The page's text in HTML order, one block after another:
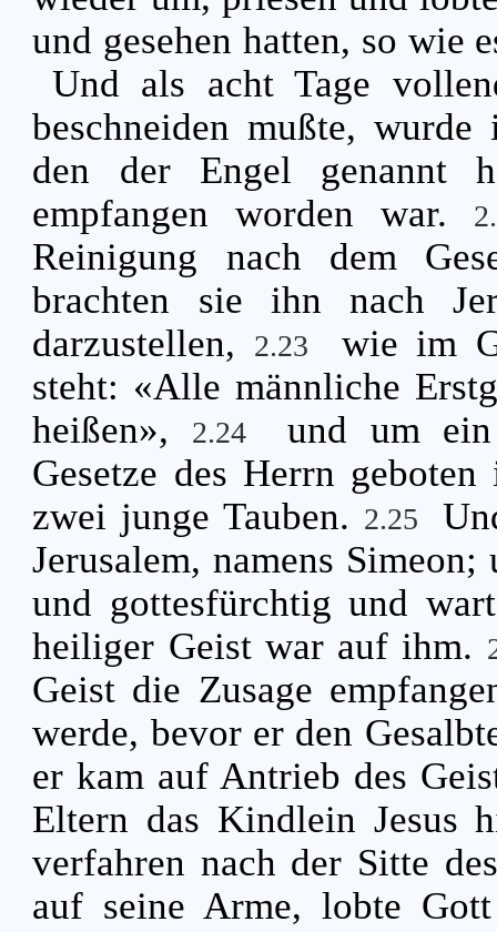
und gesehen hatten, so wie
Und als acht Tage
beschneiden mußte, wurde
den der Engel genannt
empfangen worden war.
Reinigung nach dem
brachten sie ihn nach
darzustellen,
2.23
wie im
steht: «Alle männliche
heißen»,
2.24
und um
Gesetze des Herrn
zwei junge Tauben. 2.25
Jerusalem, namens
und gottesfürchtig und
heiliger Geist war auf ihm.
Geist die Zusage
werde, bevor er den
er kam auf Antrieb des
Eltern das Kindlein Jesus
verfahren nach der Sitte
auf seine Arme, lobte